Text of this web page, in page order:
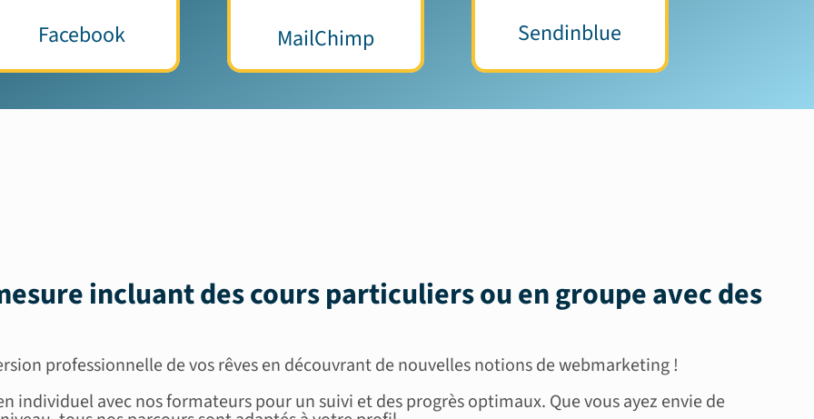
Facebook MailChimp Sendinblue
incluant descours particuliers ou en groupeavec des
professionnelle de vos rêves en découvrant de nouvelles notions de webmarketing !
individuel avec nos formateurs pour un suivi et des progrès optimaux. Que vous ayez envie de